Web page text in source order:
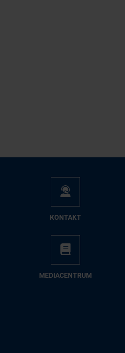
KON­TAKT
ME­DIA­CEN­TRUM